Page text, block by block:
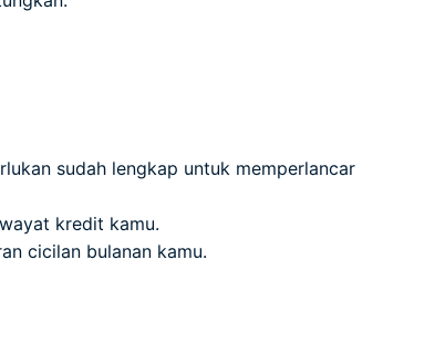
sudah lengkap untuk memperlancar
kredit kamu.
cicilan bulanan kamu.